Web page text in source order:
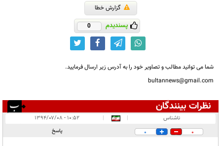
گزارش خطا
پسندیدم 0
شما می توانید مطالب و تصاویر خود را به آدرس زیر ارسال فرمایید.
bultannews@gmail.com
نظرات بینندگان
در انتظار بررسی:
ناشناس |
|
۱۰:۵۲ - ۱۳۹۴/۰۷/۰۸
0
0 پاسخ